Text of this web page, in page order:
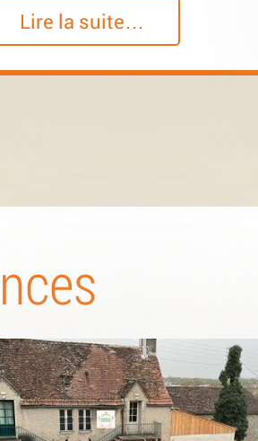
Lire la suite…